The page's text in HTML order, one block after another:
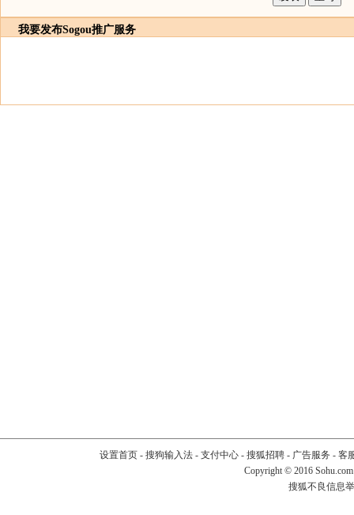
我要发布Sogou推广服务
设置首页- 搜狗输入法- 支付中心- 搜狐招聘- 广告服务 - 客
Copyright © 2016
搜狐不良信息